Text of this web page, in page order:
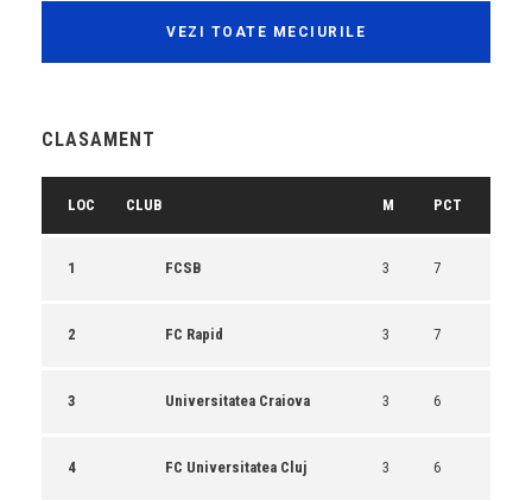
VEZI TOATE MECIURILE
CLASAMENT
LOC CLUB M PCT
1 FCSB 3 7
2 FC Rapid 3 7
3 Universitatea Craiova 3 6
4 FC Universitatea Cluj 3 6